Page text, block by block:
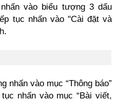
vào biểu tượng 3 dấu
tục nhấn vào "Cài đặt và
nhấn vào mục “Thông báo”
nhấn vào mục “Bài viết,